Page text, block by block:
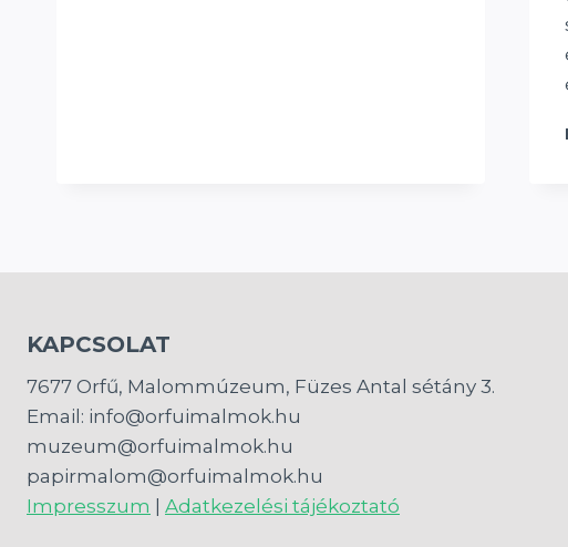
KAPCSOLAT
7677 Orfű, Malommúzeum, Füzes Antal sétány 3.
Email: info@orfuimalmok.hu
muzeum@orfuimalmok.hu
papirmalom@orfuimalmok.hu
Impresszum
Adatkezelési tájékoztató